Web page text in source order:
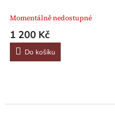
Momentálně nedostupné
1 200 Kč
Do košíku